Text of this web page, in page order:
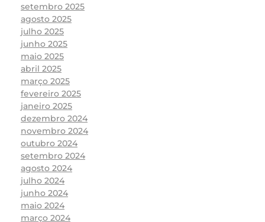
setembro 2025
agosto 2025
julho 2025
junho 2025
maio 2025
abril 2025
março 2025
fevereiro 2025
janeiro 2025
dezembro 2024
novembro 2024
outubro 2024
setembro 2024
agosto 2024
julho 2024
junho 2024
maio 2024
março 2024